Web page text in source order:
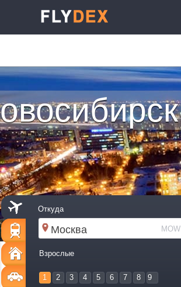
Откуда
MOW
Взрослые
1 2 3 4 5 6 7 8 9